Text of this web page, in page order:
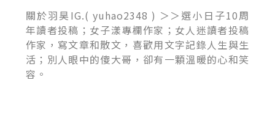
關於羽昊IG.( yuhao2348 ) ＞＞選小日子10周
年讀者投稿；女子漾專欄作家；女人迷讀者投稿
作家，寫文章和散文，喜歡用文字記錄人生與生
活；別人眼中的傻大哥，卻有一顆溫暖的心和笑
容。